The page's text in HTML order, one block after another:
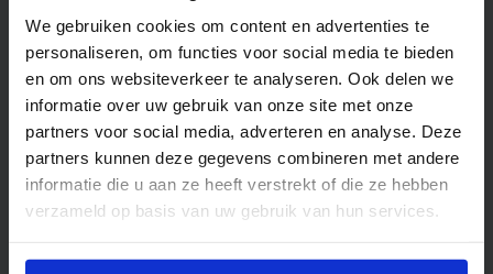
We gebruiken cookies om content en advertenties te
personaliseren, om functies voor social media te bieden
en om ons websiteverkeer te analyseren. Ook delen we
informatie over uw gebruik van onze site met onze
partners voor social media, adverteren en analyse. Deze
partners kunnen deze gegevens combineren met andere
informatie die u aan ze heeft verstrekt of die ze hebben
verzameld op basis van uw gebruik van hun services.
Wil je meer weten of de voorkeur aanpassen, bekijk dan
Missie en visie